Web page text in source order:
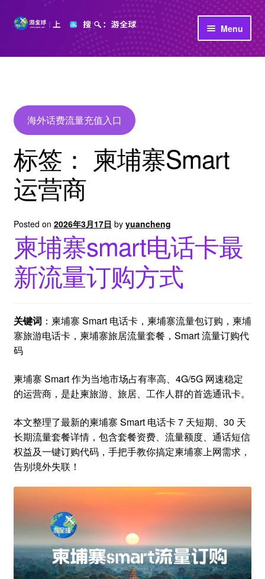
Skip
Skip
Menu
首页
公司介绍
海外话费流量充值入口
标签： 柬埔寨Smart
运营商
Posted on 2026年3月17日 by yuancheng
柬埔寨smart电话卡最
新流量订购方式
关键词 ：柬埔寨 Smart 电话卡，柬埔寨流量包订购，柬埔
寨旅游电话卡，柬埔寨旅居流量套餐，Smart 流量订购代
码
柬埔寨 Smart 作为当地市场占有率高、4G/5G 网速稳定
的运营商，是赴柬旅游、旅居、工作人群的首选通讯卡。
本文整理了最新的柬埔寨 Smart 电话卡 7 天短期、30 天
长期流量套餐详情，包含套餐资费、流量额度、通话短信
权益及一键订购代码，手把手教你搞定柬埔寨上网需求，
告别境外失联！